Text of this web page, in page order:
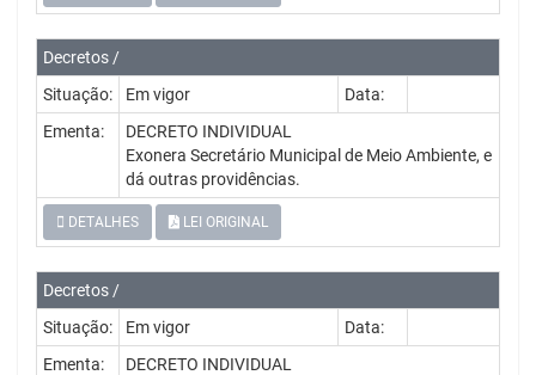
Decretos /
Situação:
Em vigor
Data:
Ementa:
DECRETO INDIVIDUAL
Exonera Secretário Municipal de Meio Ambiente, e
dá outras providências.
DETALHES LEI ORIGINAL
Decretos /
Situação:
Em vigor
Data:
Ementa:
DECRETO INDIVIDUAL